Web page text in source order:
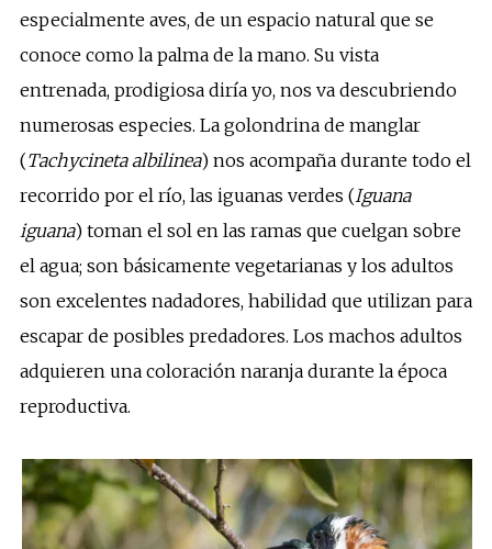
especialmente aves, de un espacio natural que se
conoce como la palma de la mano. Su vista
entrenada, prodigiosa diría yo, nos va descubriendo
numerosas especies. La golondrina de manglar
(Tachycineta albilinea) nos acompaña durante todo el
recorrido por el río, las iguanas verdes (Iguana
iguana) toman el sol en las ramas que cuelgan sobre
el agua; son básicamente vegetarianas y los adultos
son excelentes nadadores, habilidad que utilizan para
escapar de posibles predadores. Los machos adultos
adquieren una coloración naranja durante la época
reproductiva.